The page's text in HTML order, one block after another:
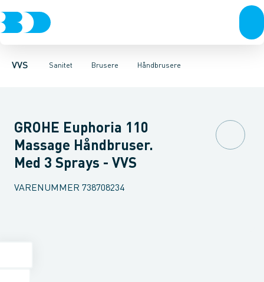
VVS Sanitet
Rør & fittingsPressfittings & rørKuglehaner & ventiler
Brusere
Toiletter, sæder og cisterner VaskeArmaturer
Håndbrusere
HåndbrusereBruseslanger BrusesætBrusestænger
GROHE Euphoria 110
Massage Håndbruser.
Med 3 Sprays - VVS
VARENUMMER 738708234